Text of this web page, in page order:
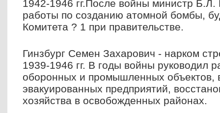
1942-1946 гг.После войны министр Б.Л.
работы по созданию атомной бомбы,
Комитета ? 1 при правительстве.
Гинзбург Семен Захарович - нарком
1939-1946 гг. В годы войны руководил
оборонных и промышленных объектов,
эвакуированных предприятий,
хозяйства в освобожденных районах.